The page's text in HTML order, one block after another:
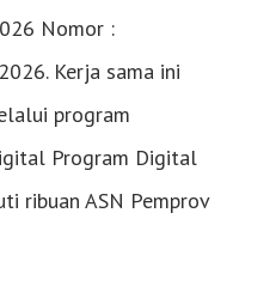
Nomor :
Kerja sama ini
program
Program Digital
ribuan ASN Pemprov